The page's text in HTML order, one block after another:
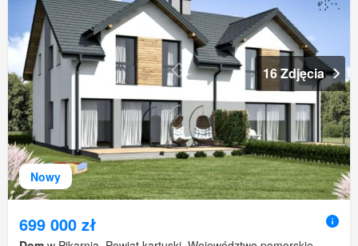
Nowy
16 Zdjęcia
699 000 zł